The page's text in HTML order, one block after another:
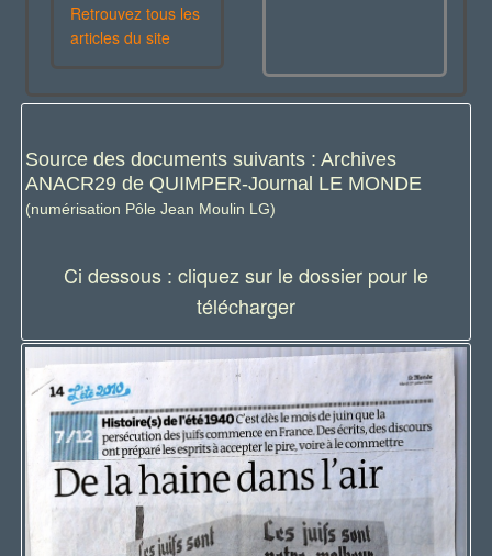
Retrouvez tous les
articles du site
Source des documents suivants : Archives
ANACR29 de QUIMPER-Journal LE MONDE
(numérisation Pôle Jean Moulin LG)
Ci dessous : cliquez sur le dossier pour le
télécharger